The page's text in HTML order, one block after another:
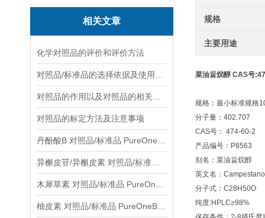
相关文章
化学对照品的评价和评价方法
对照品的标定方法及注意事项
规格
主要用途
菜油甾烷醇 CAS号
规格：最小标准规格
分子量：402.707
CAS号： 474-60-2
产品编号：P8563
别名：菜油甾烷醇
英文名：
分子式：C28H50O
纯度:HPLC≥98%